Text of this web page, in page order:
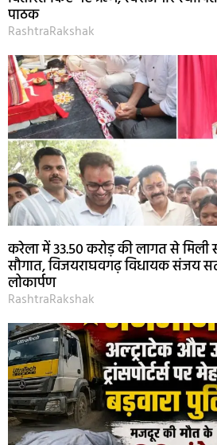
पाठक
RashtraRakshak
करेला में 33.50 करोड़ की लागत से मिली
सौगात, विजयराघवगढ़ विधायक संजय
लोकार्पण
RashtraRakshak